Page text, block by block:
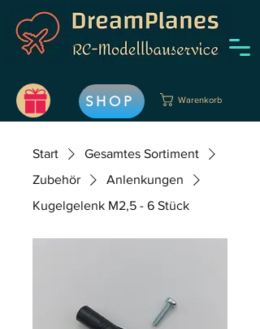
SHOP Warenkorb
Start
Gesamtes Sortiment
Zubehör
Anlenkungen
Kugelgelenk M2,5 - 6 Stück